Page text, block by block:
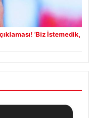
‘Biz İstemedik,